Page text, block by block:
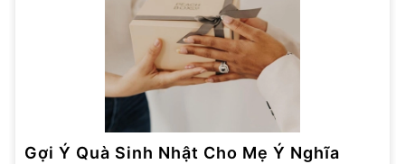
Gợi Ý Quà Sinh Nhật Cho Mẹ Ý Nghĩa